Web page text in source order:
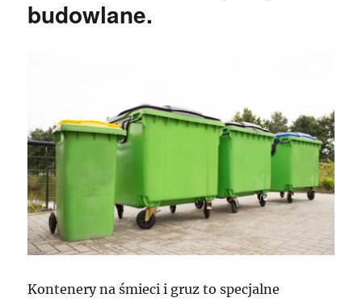
budowlane.
Kontenery na śmieci i gruz to specjalne